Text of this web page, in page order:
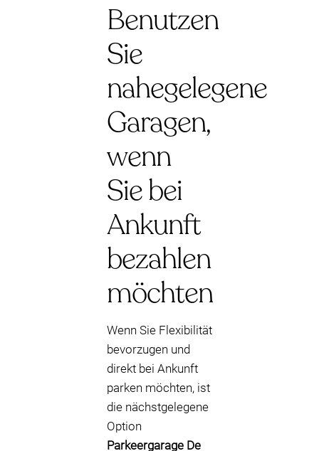
Benutzen
Sie
nahegelegene
Garagen,
wenn
Sie bei
Ankunft
bezahlen
möchten
Wenn Sie Flexibilität
bevorzugen und
direkt bei Ankunft
parken möchten, ist
die nächstgelegene
Option
Parkeergarage De